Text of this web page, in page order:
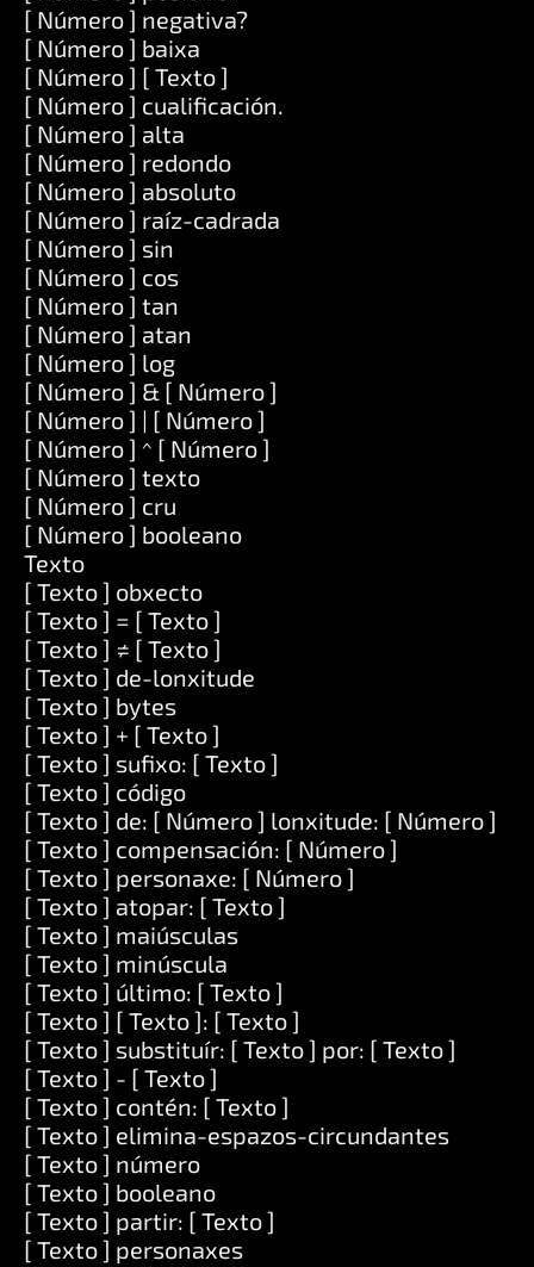
[ Número ] negativa?
[ Número ] baixa
[ Número ] [ Texto ]
[ Número ] cualificación.
[ Número ] alta
[ Número ] redondo
[ Número ] absoluto
[ Número ] raíz-cadrada
[ Número ] sin
[ Número ] cos
[ Número ] tan
[ Número ] atan
[ Número ] log
[ Número ] & [ Número ]
[ Número ] | [ Número ]
[ Número ] ^ [ Número ]
[ Número ] texto
[ Número ] cru
[ Número ] booleano
Texto
[ Texto ] obxecto
[ Texto ] = [ Texto ]
[ Texto ] ≠ [ Texto ]
[ Texto ] de-lonxitude
[ Texto ] bytes
[ Texto ] + [ Texto ]
[ Texto ] sufixo: [ Texto ]
[ Texto ] código
[ Texto ] de: [ Número ] lonxitude: [ Número ]
[ Texto ] compensación: [ Número ]
[ Texto ] personaxe: [ Número ]
[ Texto ] atopar: [ Texto ]
[ Texto ] maiúsculas
[ Texto ] minúscula
[ Texto ] último: [ Texto ]
[ Texto ] [ Texto ]: [ Texto ]
[ Texto ] substituír: [ Texto ] por: [ Texto ]
[ Texto ] - [ Texto ]
[ Texto ] contén: [ Texto ]
[ Texto ] elimina-espazos-circundantes
[ Texto ] número
[ Texto ] booleano
[ Texto ] partir: [ Texto ]
[ Texto ] personaxes